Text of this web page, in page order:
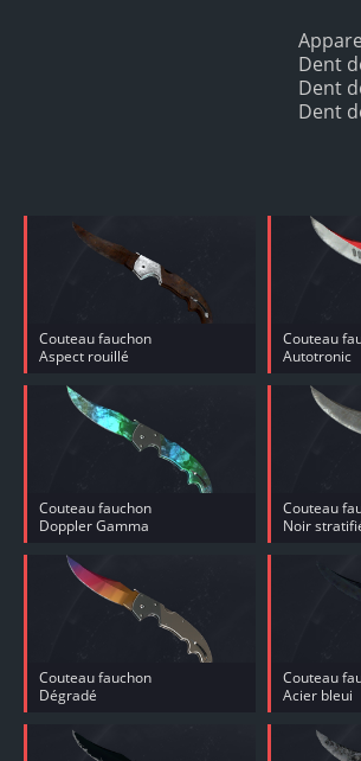
Dent
Dent
Dent
Couteau fauchon
Aspect rouillé
Couteau
Autotronic
Couteau fauchon
Doppler Gamma
Couteau
Noir
Couteau fauchon
Dégradé
Couteau
Acier bleui